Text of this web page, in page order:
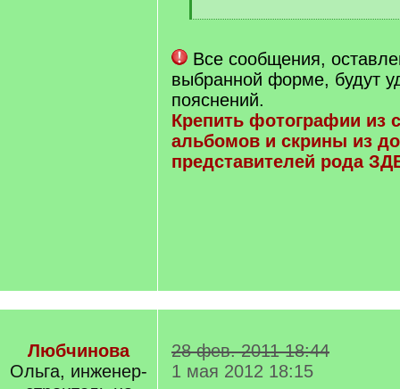
[
q
]
Все сообщения,
выбранной форме, будут
пояснений.
Крепить фотографии из
альбомов и скрины из
представителей рода
Любчинова
Ольга, инженер-
28 фев. 2011 18:44
1 мая 2012 18:15